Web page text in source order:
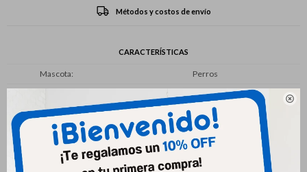

Métodos y costos de envío
CARACTERÍSTICAS
Mascota
Perros
Comprimido
Productos que te pueden interesar